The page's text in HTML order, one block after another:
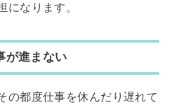
になります。
が進まない
の都度仕事を休んだり遅れて